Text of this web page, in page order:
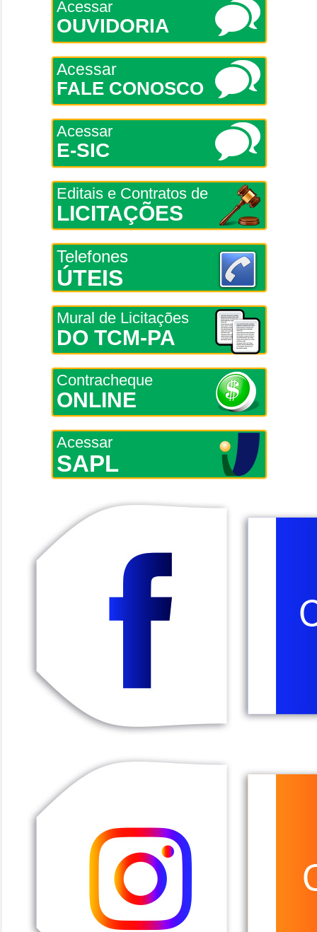
Acessar
OUVIDORIA
Acessar
FALE CONOSCO
Acessar
E-SIC
Editais e Contratos de
LICITAÇÕES
Telefones
ÚTEIS
Mural de Licitações
DO TCM-PA
Contracheque
ONLINE
Acessar
SAPL